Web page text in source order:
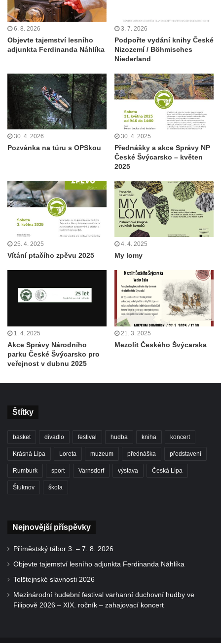
6. 8. 2026
Objevte tajemství lesního
adjunkta Ferdinanda Náhlíka
3. 7. 2026
Podpořte vydání knihy České
Nizozemí / Böhmisches
Niederland
30. 4. 2026
Pozvánka na túru s OPSkou
30. 4. 2025
Přednášky a akce Správy NP
České Švýcarsko – květen
2025
25. 4. 2025
Vítání ptačího zpěvu 2025
4. 4. 2025
My lomy
1. 4. 2025
Akce Správy Národního
parku České Švýcarsko pro
veřejnost v dubnu 2025
21. 3. 2025
Mezolit Českého Švýcarska
Štítky
basket divadlo festival hudba kniha koncert
Krásná Lípa Loreta muzeum přednáška představení
Rumburk sport Varnsdorf výstava Česká Lípa
Šluknov škola
Nejnovější příspěvky
Příměstský tábor 3. – 7. 8. 2026
Objevte tajemství lesního adjunkta Ferdinanda Náhlíka
Tolštejnské slavnosti 2026
Mezinárodní hudební festival varhanní duchovní hudby ve
Filipově 2026 – XIX. ročník – zahajovací koncert